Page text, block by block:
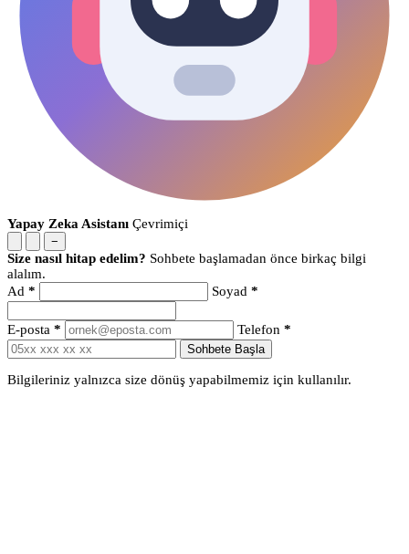
Yapay Zeka Asistanı Çevrimiçi
−
Size nasıl hitap edelim? Sohbete başlamadan önce birkaç bilgi
alalım.
Ad * Soyad *
E-posta * Telefon *
Sohbete Başla
Bilgileriniz yalnızca size dönüş yapabilmemiz için kullanılır.